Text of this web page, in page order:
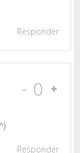
Responder
- 0
Responder